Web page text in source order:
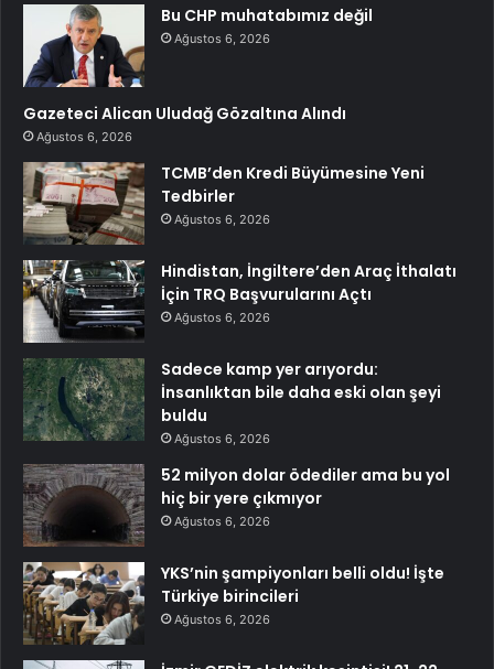
Bu CHP muhatabımız değil
Ağustos 6, 2026
Gazeteci Alican Uludağ Gözaltına Alındı
Ağustos 6, 2026
TCMB’den Kredi Büyümesine Yeni
Tedbirler
Ağustos 6, 2026
Hindistan, İngiltere’den Araç İthalatı
İçin TRQ Başvurularını Açtı
Ağustos 6, 2026
Sadece kamp yer arıyordu:
İnsanlıktan bile daha eski olan şeyi
buldu
Ağustos 6, 2026
52 milyon dolar ödediler ama bu yol
hiç bir yere çıkmıyor
Ağustos 6, 2026
YKS’nin şampiyonları belli oldu! İşte
Türkiye birincileri
Ağustos 6, 2026